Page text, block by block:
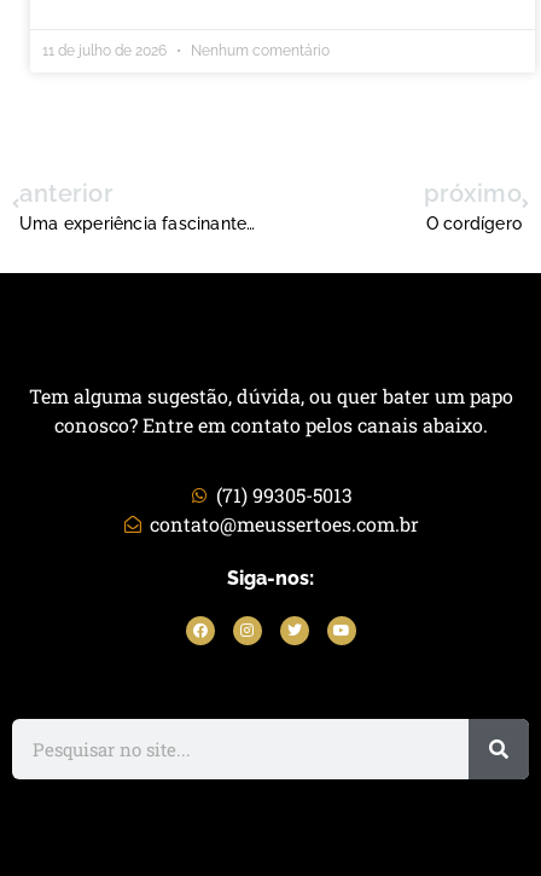
11 de julho de 2026 Nenhum comentário
anterior
Uma experiência fascinante: “Umburana e Duas Passagens” – capítulo VI
próximo
O cordígero
Tem alguma sugestão, dúvida, ou quer bater um papo
conosco? Entre em contato pelos canais abaixo.
(71) 99305-5013
contato@meussertoes.com.br
Siga-nos: